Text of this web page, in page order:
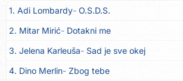
12. Vesna Kartuš Vrati se
13. Severina Pozovi me ti (Anksiozna)
14. Fidellio Summer Time
15. Tereza Kesovija Volim te
1. Adi Lombardy O.S.D.S.
2. Mitar Mirić Dotakni me
3. Jelena Karleuša Sad je sve okej
4. Dino Merlin Zbog tebe